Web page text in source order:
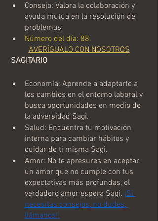
Consejo: Valora la colaboración y
ayuda mutua en la resolución de
problemas.
Número del día: 88.
AVERÍGUALO CON NOSOTROS
SAGITARIO
Economía: Aprende a adaptarte a
los cambios en el entorno laboral y
busca oportunidades en medio de
la adversidad Sagi.
Salud: Encuentra tu motivación
interna para cambiar hábitos y
cuidar de ti misma Sagi.
Amor: No te apresures en aceptar
un amor que no cumple con tus
expectativas más profundas, el
verdadero amor espera Sagi. ¡Si
necesitas consejos, no dudes,
llámanos!